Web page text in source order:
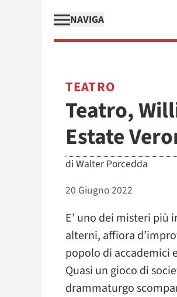
NAVIGA
TEATRO
Teatro,
Estate
di Walter Porcedda
20 Giugno 2022
E’ uno dei misteri
alterni, affiora
popolo di accademici
Quasi un gioco di
drammaturgo